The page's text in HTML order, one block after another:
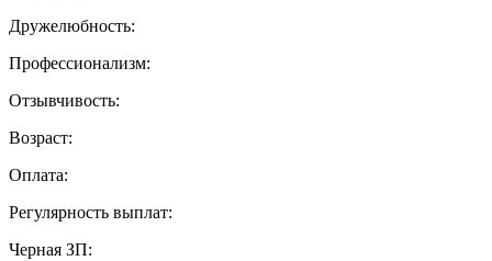
Дружелюбность:
Профессионализм:
Отзывчивость:
Возраст:
Оплата:
Регулярность выплат:
Черная ЗП: